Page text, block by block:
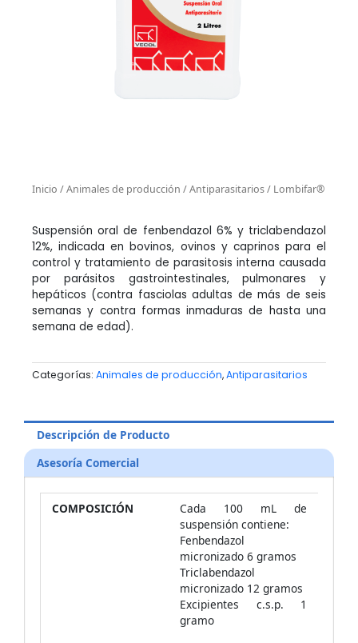
Inicio /Animales de producción /Antiparasitarios/ Lombifar®
Suspensión oral de fenbendazol 6% y triclabendazol
12%, indicada en bovinos, ovinos y caprinos para el
control y tratamiento de parasitosis interna causada
por parásitos gastrointestinales, pulmonares y
hepáticos (contra fasciolas adultas de más de seis
semanas y contra formas inmaduras de hasta una
semana de edad).
Categorías: Animales de producción,Antiparasitarios
Descripción de Producto
Asesoría Comercial
COMPOSICIÓN
Cada 100 mL de
suspensión contiene:
Fenbendazol
micronizado 6 gramos
Triclabendazol
micronizado 12 gramos
Excipientes c.s.p. 1
gramo